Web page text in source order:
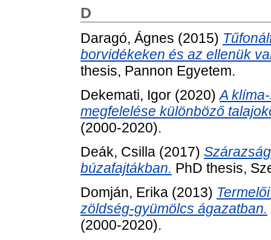
D
Daragó, Ágnes (2015)
borvidékeken és az ellenük
thesis, Pannon Egyetem.
Dekemati, Igor (2020)A
megfelelése különböző
(2000-2020).
Deák, Csilla (2017)
búzafajtákban. PhD thesis,
Domján, Erika (2013)
zöldség-gyümölcs ágazatban.
(2000-2020).